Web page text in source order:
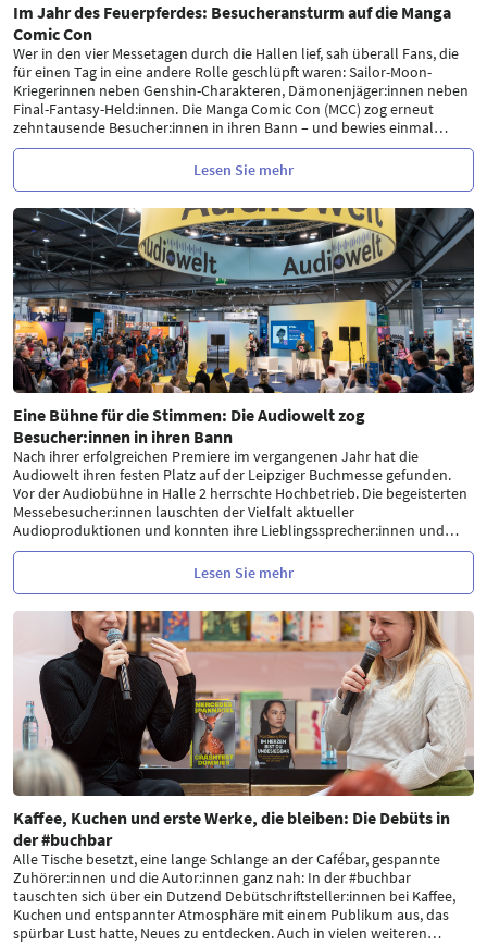
Im Jahr des Feuerpferdes: Besucheransturm auf die Manga
Comic Con
Wer in den vier Messetagen durch die Hallen lief, sah überall Fans, die
für einen Tag in eine andere Rolle geschlüpft waren: Sailor-Moon-
Kriegerinnen neben Genshin-Charakteren, Dämonenjäger:innen neben
Final-Fantasy-Held:innen. Die Manga Comic Con (MCC) zog erneut
zehntausende Besucher:innen in ihren Bann – und bewies einmal…
Lesen Sie mehr
Eine Bühne für die Stimmen: Die Audiowelt zog
Besucher:innen in ihren Bann
Nach ihrer erfolgreichen Premiere im vergangenen Jahr hat die
Audiowelt ihren festen Platz auf der Leipziger Buchmesse gefunden.
Vor der Audiobühne in Halle 2 herrschte Hochbetrieb. Die begeisterten
Messebesucher:innen lauschten der Vielfalt aktueller
Audioproduktionen und konnten ihre Lieblingssprecher:innen und…
Lesen Sie mehr
Kaffee, Kuchen und erste Werke, die bleiben: Die Debüts in
der #buchbar
Alle Tische besetzt, eine lange Schlange an der Cafébar, gespannte
Zuhörer:innen und die Autor:innen ganz nah: In der #buchbar
tauschten sich über ein Dutzend Debütschriftsteller:innen bei Kaffee,
Kuchen und entspannter Atmosphäre mit einem Publikum aus, das
spürbar Lust hatte, Neues zu entdecken. Auch in vielen weiteren…